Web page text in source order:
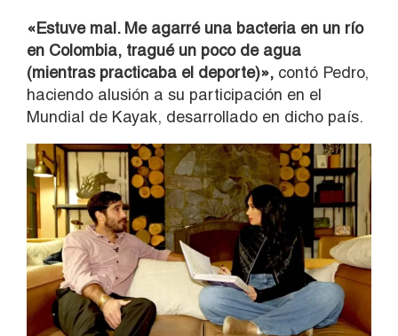
«Estuve mal. Me agarré una bacteria en un río
en Colombia, tragué un poco de agua
(mientras practicaba el deporte)», contó Pedro,
haciendo alusión a su participación en el
Mundial de Kayak, desarrollado en dicho país.